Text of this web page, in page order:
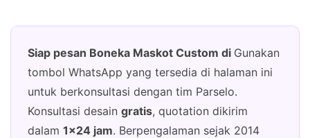
Siap pesan Boneka Maskot Custom di Gunakan
tombol WhatsApp yang tersedia di halaman ini
untuk berkonsultasi dengan tim Parselo.
Konsultasi desain gratis, quotation dikirim
dalam 1×24 jam. Berpengalaman sejak 2014